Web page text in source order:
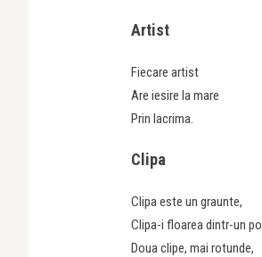
Artist
Fiecare artist
Are iesire la mare
Prin lacrima.
Clipa
Clipa este un graunte,
Clipa-i floarea dintr-un
Doua clipe, mai rotunde,